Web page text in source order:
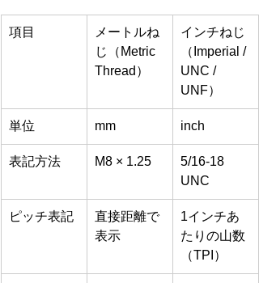
項目
メートルね
じ（Metric
Thread）
インチねじ
（Imperial /
UNC /
UNF）
単位 mm inch
表記方法 M8 × 1.25
5/16-18
UNC
ピッチ表記
直接距離で
表示
1インチあ
たりの山数
（TPI）